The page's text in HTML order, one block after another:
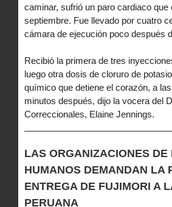
caminar, sufrió un paro cardiaco que
septiembre. Fue llevado por cuatro
cámara de ejecución poco después
Recibió la primera de tres
luego otra dosis de cloruro de
químico que detiene el corazón, a
minutos después, dijo la vocera del
Correccionales, Elaine Jennings.
LAS ORGANIZACIONES DE
HUMANOS DEMANDAN LA
ENTREGA DE FUJIMORI A
PERUANA